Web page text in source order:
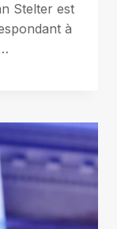
Stelter est
à